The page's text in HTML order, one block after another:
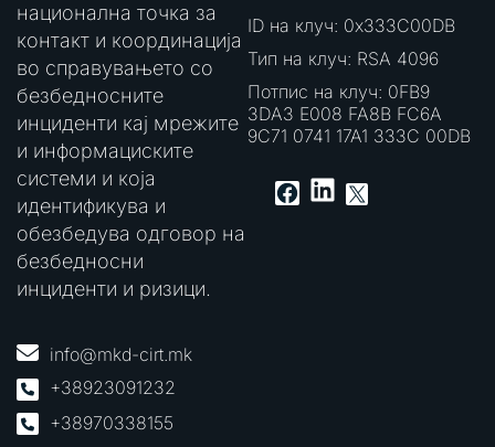
национална точка за
контакт и координација
во справувањето со
безбедносните
инциденти кај мрежите
и информациските
системи и која
идентификува и
обезбедува одговор на
безбедносни
инциденти и ризици.
info@mkd-cirt.mk
+38923091232
+38970338155
ID на клуч: 0x333C00DB
Тип на клуч: RSA 4096
Потпис на клуч: 0FB9
3DA3 E008 FA8B FC6A
9C71 0741 17A1 333C 00DB
Facebook
LinkedIn
X